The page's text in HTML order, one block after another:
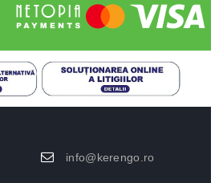
info@kerengo.ro